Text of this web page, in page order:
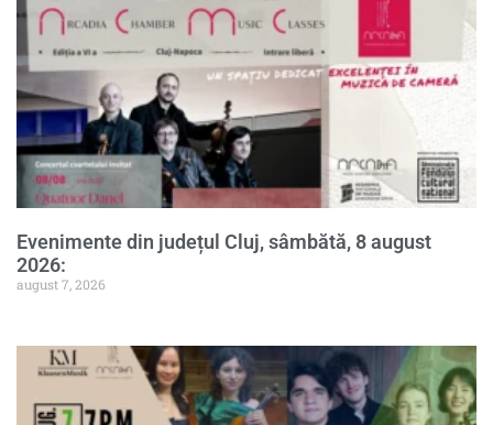
Evenimente din județul Cluj, sâmbătă, 8 august
2026:
august 7, 2026